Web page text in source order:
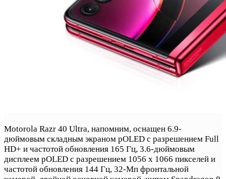
Motorola Razr 40 Ultra, напомним, оснащен 6.9-
дюймовым складным экраном pOLED с разрешением Full
HD+ и частотой обновления 165 Гц, 3.6-дюймовым
дисплеем pOLED с разрешением 1056 x 1066 пикселей и
частотой обновления 144 Гц, 32-Мп фронтальной